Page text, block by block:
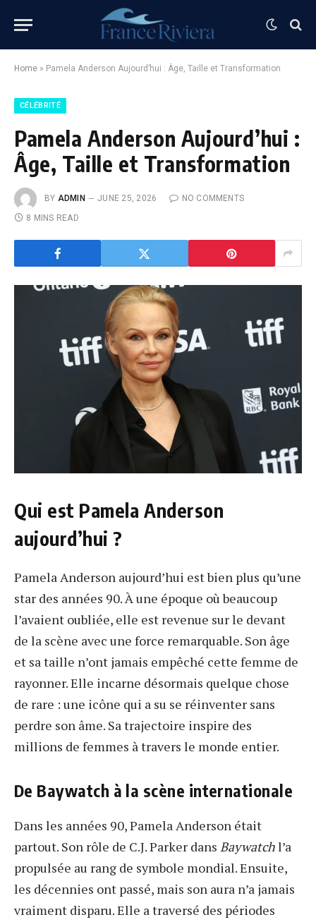
Home » Pamela Anderson Aujourd’hui : Âge, Taille et Transformation
CÉLÉBRITÉ
Pamela Anderson Aujourd’hui :
Âge, Taille et Transformation
BY ADMIN JUNE 25, 2026
NO COMMENTS
8 MINS READ
Qui est Pamela Anderson
aujourd’hui ?
Pamela Anderson aujourd’hui est bien plus qu’une
star des années 90. À une époque où beaucoup
l’avaient oubliée, elle est revenue sur le devant
de la scène avec une force remarquable. Son âge
et sa taille n’ont jamais empêché cette femme de
rayonner. Elle incarne désormais quelque chose
de rare : une icône qui a su se réinventer sans
perdre son âme. Sa trajectoire inspire des
millions de femmes à travers le monde entier.
De Baywatch à la scène internationale
Dans les années 90, Pamela Anderson était
partout. Son rôle de C.J. Parker dans Baywatchl’a
propulsée au rang de symbole mondial. Ensuite,
les décennies ont passé, mais son aura n’a jamais
vraiment disparu. Elle a traversé des périodes